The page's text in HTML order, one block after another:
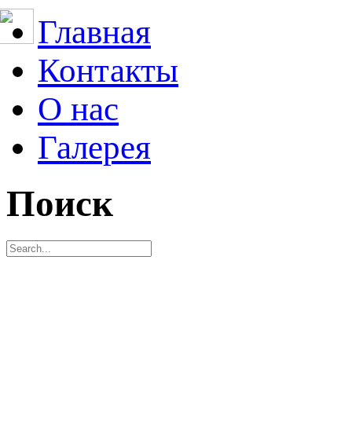
Главная
Контакты
О нас
Галерея
Поиск